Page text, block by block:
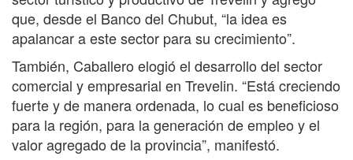
que, desde el Banco del Chubut, “la idea es
apalancar a este sector para su crecimiento”.
También, Caballero elogió el desarrollo del sector
comercial y empresarial en Trevelin. “Está creciendo
fuerte y de manera ordenada, lo cual es beneficioso
para la región, para la generación de empleo y el
valor agregado de la provincia”, manifestó.